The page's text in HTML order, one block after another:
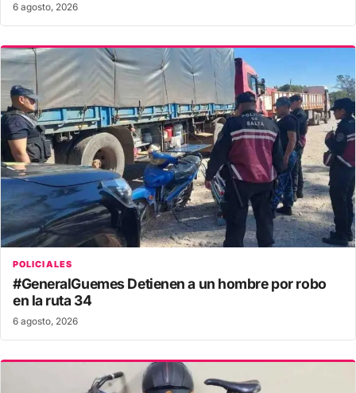
6 agosto, 2026
POLICIALES
#GeneralGuemes Detienen a un hombre por robo
en la ruta 34
6 agosto, 2026